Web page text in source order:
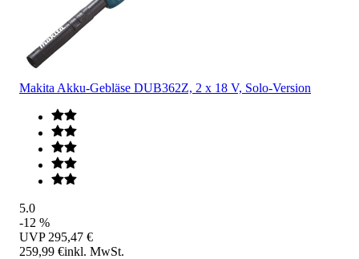
Makita Akku-Gebläse DUB362Z, 2 x 18 V, Solo-Version
5.0
-12 %
UVP 295,47 €
259,99 €inkl. MwSt.